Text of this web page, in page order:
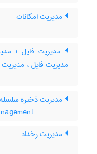
مدیریت امکانات
مدیریت فایل ؛
مدیریت فایل ،
مدیریت ذخیره
مدیریت رخداد